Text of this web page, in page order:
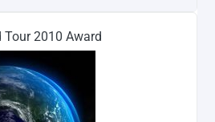
Tour 2010 Award